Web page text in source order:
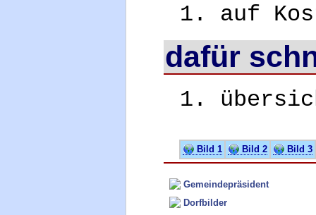
auf
dafür
Bild 1 Bild 2 Bild 3
Gemeindepräsident
Dorfbilder